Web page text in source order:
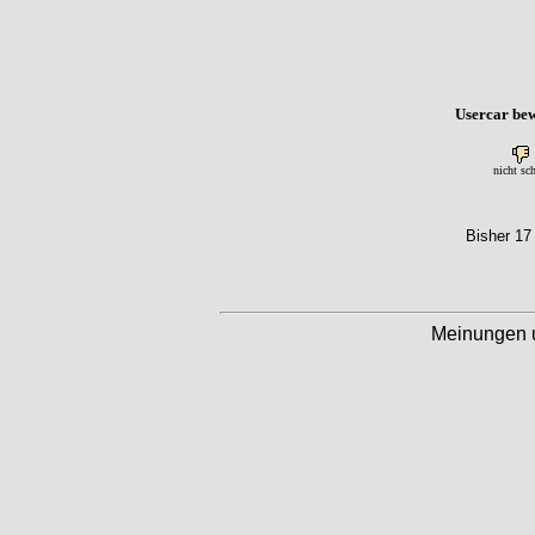
Usercar
nicht
Bisher
Meinungen